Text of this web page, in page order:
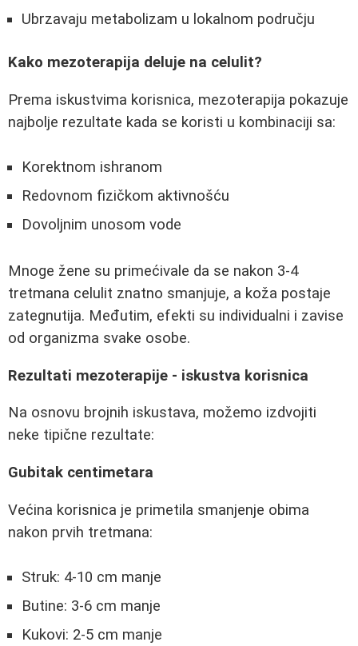
Ubrzavaju metabolizam u lokalnom području
Kako mezoterapija deluje na celulit?
Prema iskustvima korisnica, mezoterapija pokazuje
najbolje rezultate kada se koristi u kombinaciji sa:
Korektnom ishranom
Redovnom fizičkom aktivnošću
Dovoljnim unosom vode
Mnoge žene su primećivale da se nakon 3-4
tretmana celulit znatno smanjuje, a koža postaje
zategnutija. Međutim, efekti su individualni i zavise
od organizma svake osobe.
Rezultati mezoterapije - iskustva korisnica
Na osnovu brojnih iskustava, možemo izdvojiti
neke tipične rezultate:
Gubitak centimetara
Većina korisnica je primetila smanjenje obima
nakon prvih tretmana:
Struk: 4-10 cm manje
Butine: 3-6 cm manje
Kukovi: 2-5 cm manje